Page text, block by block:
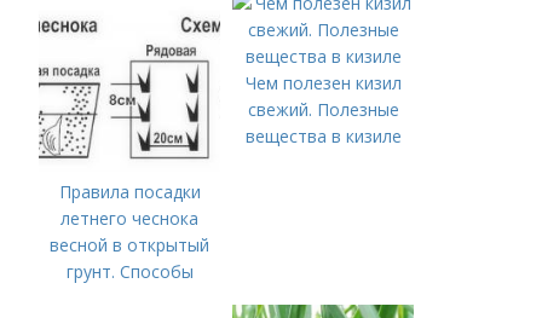
Правила посадки
летнего чеснока
весной в открытый
грунт. Способы
Чем полезен кизил
свежий. Полезные
вещества в кизиле